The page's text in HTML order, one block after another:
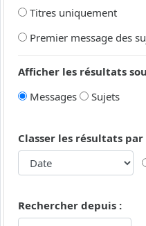
Titres uniquement
Premier message des
Afficher les résultats
Messages
Sujets
Classer les résultats par
Rechercher depuis :